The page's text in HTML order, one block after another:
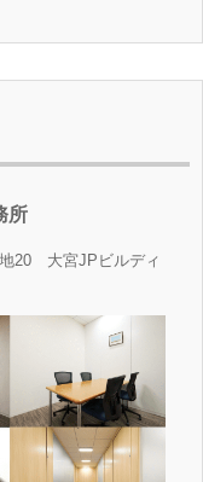
所
20 大宮JPビルディ